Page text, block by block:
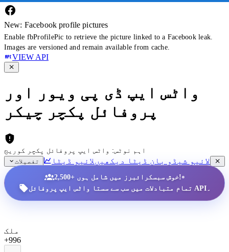
New: Facebook profile pictures
Enable fbProfilePic to retrieve the picture linked to a Facebook leak.
Images are versioned and remain available from cache.
VIEW API
واٹس ایپ ڈی پی ویور اور
پروفائل پکچر چیکر
اہم نوٹس: واٹس ایپ پروفائل پکچر کوریج
تفصیلات
لائیو شیڈو بان ڈیٹا دیکھیں لائیو ڈیٹا
2,500+ خوش سبسکرائبرز میں شامل ہوں!•
تمام متبادلات میں سب سے سستا واٹس ایپ پروفائل API۔
ملک
+996